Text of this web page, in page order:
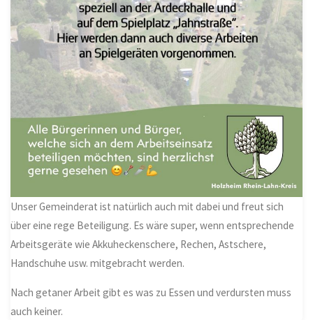
Unser Gemeinderat ist natürlich auch mit dabei und freut sich
über eine rege Beteiligung. Es wäre super, wenn entsprechende
Arbeitsgeräte wie Akkuheckenschere, Rechen, Astschere,
Handschuhe usw. mitgebracht werden.
Nach getaner Arbeit gibt es was zu Essen und verdursten muss
auch keiner.